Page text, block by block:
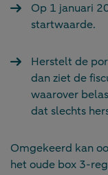
Op 1 januari
startwaarde.
Herstelt de
dan ziet de
waarover
dat slechts
Omgekeerd kan
het oude box 3-